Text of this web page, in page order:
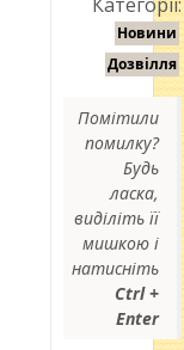
Новини
Дозвілля
Помітили
помилку?
Будь
ласка,
виділіть її
мишкою і
натисніть
Ctrl +
Enter